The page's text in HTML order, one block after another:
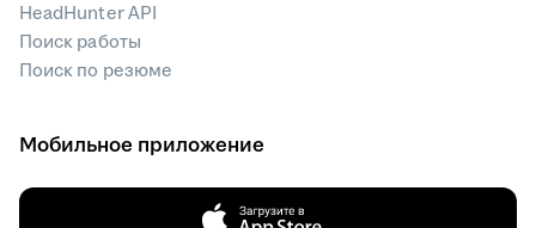
HeadHunter API
Поиск работы
Поиск по резюме
Мобильное приложение